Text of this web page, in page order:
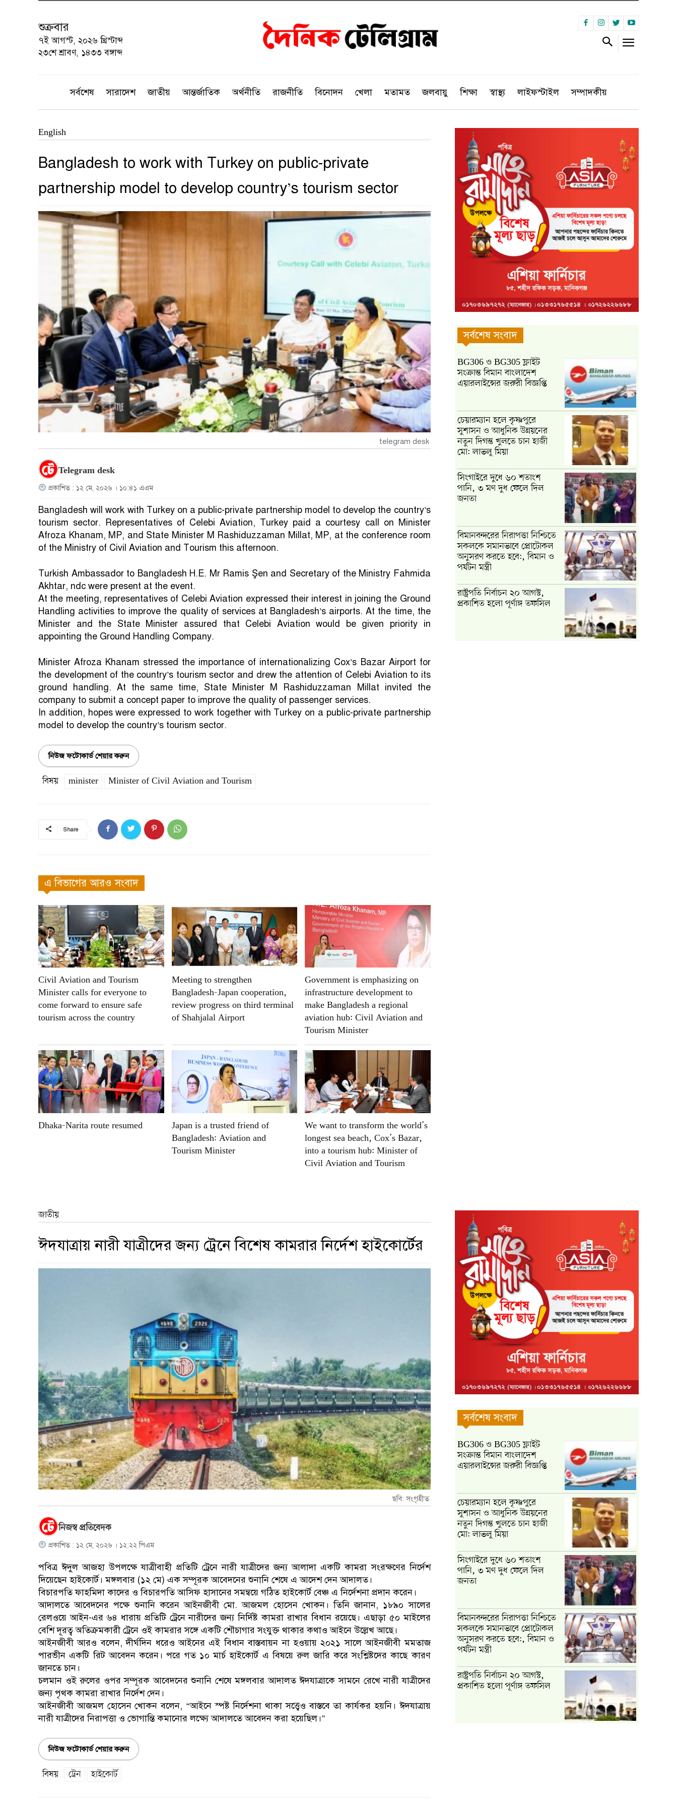
শুক্রবার
৭ই আগস্ট, ২০২৬ খ্রিস্টাব্দ
২৩শে শ্রাবণ, ১৪৩৩ বঙ্গাব্দ
সর্বশেষ সারাদেশ জাতীয় আন্তর্জাতিক অর্থনীতি রাজনীতি বিনোদন খেলা মতামত জলবায়ু শিক্ষা স্বাস্থ্য লাইফস্টাইল সম্পাদকীয়
English
Bangladesh to work with Turkey on public-private
partnership model to develop country’s tourism sector
telegram desk
Telegram desk
প্রকাশিত : ১২ মে, ২০২৬ । ১০:৪১ এএম
Bangladesh will work with Turkey on a public-private partnership model to develop the country’s
tourism sector. Representatives of Celebi Aviation, Turkey paid a courtesy call on Minister
Afroza Khanam, MP, and State Minister M Rashiduzzaman Millat, MP, at the conference room
of the Ministry of Civil Aviation and Tourism this afternoon.
Turkish Ambassador to Bangladesh H.E. Mr Ramis Şen and Secretary of the Ministry Fahmida
Akhtar, ndc were present at the event.
At the meeting, representatives of Celebi Aviation expressed their interest in joining the Ground
Handling activities to improve the quality of services at Bangladesh’s airports. At the time, the
Minister and the State Minister assured that Celebi Aviation would be given priority in
appointing the Ground Handling Company.
Minister Afroza Khanam stressed the importance of internationalizing Cox’s Bazar Airport for
the development of the country’s tourism sector and drew the attention of Celebi Aviation to its
ground handling. At the same time, State Minister M Rashiduzzaman Millat invited the
company to submit a concept paper to improve the quality of passenger services.
In addition, hopes were expressed to work together with Turkey on a public-private partnership
model to develop the country’s tourism sector.
নিউজ ফটোকার্ড শেয়ার করুন
বিষয় minister Minister of Civil Aviation and Tourism
Share
এ বিভাগের আরও সংবাদ
Civil Aviation and Tourism
Minister calls for everyone to
come forward to ensure safe
tourism across the country
Meeting to strengthen
Bangladesh-Japan cooperation,
review progress on third terminal
of Shahjalal Airport
Government is emphasizing on
infrastructure development to
make Bangladesh a regional
aviation hub: Civil Aviation and
Tourism Minister
Dhaka-Narita route resumed
Japan is a trusted friend of
Bangladesh: Aviation and
Tourism Minister
We want to transform the world’s
longest sea beach, Cox’s Bazar,
into a tourism hub: Minister of
Civil Aviation and Tourism
সর্বশেষ সংবাদ
BG306 ও BG305 ফ্লাইট
সংক্রান্ত বিমান বাংলাদেশ
এয়ারলাইন্সের জরুরী বিজ্ঞপ্তি
চেয়ারম্যান হলে কৃষ্ণপুরে
সুশাসন ও আধুনিক উন্নয়নের
নতুন দিগন্ত খুলতে চান হাজী
মো: লাভলু মিয়া
সিংগাইরে দুধে ৬০ শতাংশ
পানি, ৩ মণ দুধ ফেলে দিল
জনতা
বিমানবন্দরের নিরাপত্তা নিশ্চিতে
সকলকে সমানভাবে প্রোটোকল
অনুসরণ করতে হবে:, বিমান ও
পর্যটন মন্ত্রী
রাষ্ট্রপতি নির্বাচন ২০ আগস্ট,
প্রকাশিত হলো পূর্ণাঙ্গ তফসিল